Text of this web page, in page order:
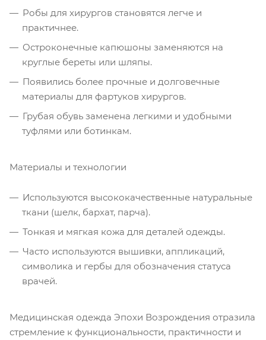
Робы для хирургов становятся легче и
практичнее.
Остроконечные капюшоны заменяются на
круглые береты или шляпы.
Появились более прочные и долговечные
материалы для фартуков хирургов.
Грубая обувь заменена легкими и удобными
туфлями или ботинкам.
Материалы и технологии
Используются высококачественные натуральные
ткани (шелк, бархат, парча).
Тонкая и мягкая кожа для деталей одежды.
Часто используются вышивки, аппликаций,
символика и гербы для обозначения статуса
врачей.
Медицинская одежда Эпохи Возрождения отразила
стремление к функциональности, практичности и